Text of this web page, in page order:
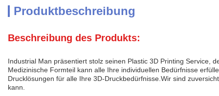
Produktbeschreibung
Beschreibung des Produkts:
Industrial Man präsentiert stolz seinen Plastic 3D Printing Service,
Medizinische Formteil kann alle Ihre individuellen Bedürfnisse
Drucklösungen für alle Ihre 3D-Druckbedürfnisse.Wir sind
kann.